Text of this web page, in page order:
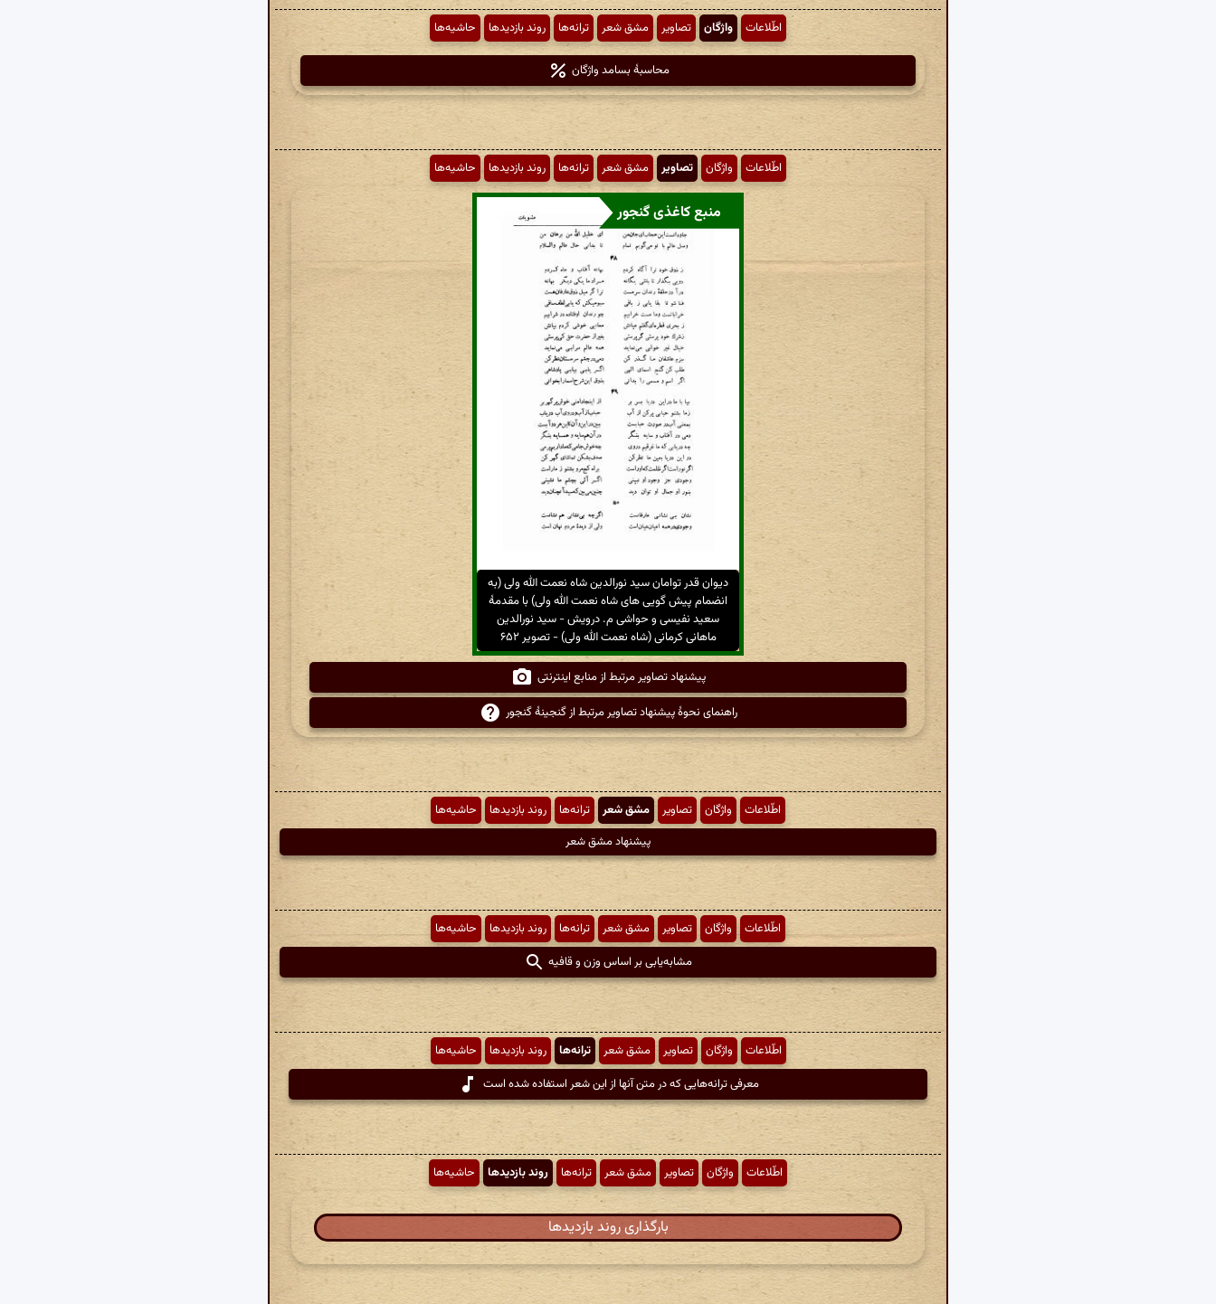
اطّلاعات واژگان تصاویر مشق شعر ترانه‌ها روند بازدیدها حاشیه‌ها
محاسبهٔ بسامد واژگان
اطّلاعات واژگان تصاویر مشق شعر ترانه‌ها روند بازدیدها حاشیه‌ها
منبع کاغذی گنجور
دیوان قدر توامان سید نورالدین شاه نعمت الله ولی (به
انضمام پیش گویی های شاه نعمت الله ولی) با مقدمهٔ
سعید نفیسی و حواشی م. درویش - سید نورالدین
ماهانی کرمانی (شاه نعمت الله ولی) - تصویر ۶۵۲
پیشنهاد تصاویر مرتبط از منابع اینترنتی
راهنمای نحوهٔ پیشنهاد تصاویر مرتبط از گنجینهٔ گنجور
اطّلاعات واژگان تصاویر مشق شعر ترانه‌ها روند بازدیدها
حاشیه‌ها
پیشنهاد مشق شعر
اطّلاعات واژگان تصاویر مشق شعر ترانه‌ها روند بازدیدها
حاشیه‌ها
مشابه‌یابی بر اساس وزن و قافیه
اطّلاعات واژگان تصاویر مشق شعر ترانه‌ها روند بازدیدها
حاشیه‌ها
معرفی ترانه‌هایی که در متن آنها از این شعر استفاده شده است
اطّلاعات واژگان تصاویر مشق شعر ترانه‌ها روند بازدیدها حاشیه‌ها
بارگذاری روند بازدیدها